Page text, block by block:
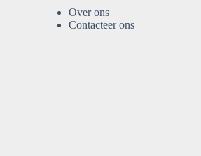
Over ons
Contacteer ons